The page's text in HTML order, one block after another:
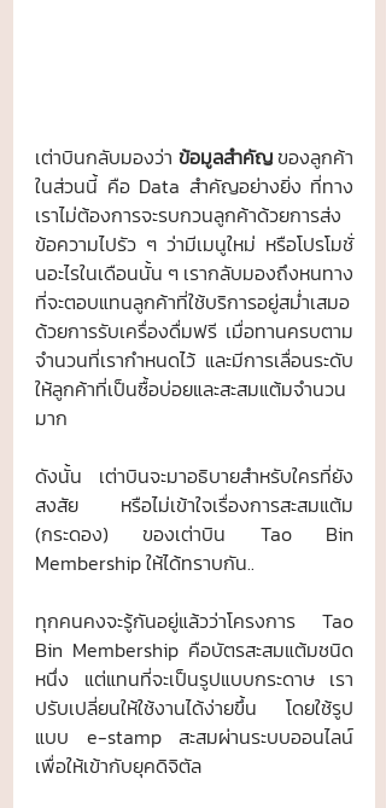
เต่าบินกลับมองว่า ข้อมูลสำคัญ ของลูกค้า
ในส่วนนี้ คือ Data สำคัญอย่างยิ่ง ที่ทาง
เราไม่ต้องการจะรบกวนลูกค้าด้วยการส่ง
ข้อความไปรัว ๆ ว่ามีเมนูใหม่ หรือโปรโมชั่
นอะไรในเดือนนั้น ๆ เรากลับมองถึงหนทาง
ที่จะตอบแทนลูกค้าที่ใช้บริการอยู่สม่ำเสมอ
ด้วยการรับเครื่องดื่มฟรี เมื่อทานครบตาม
จำนวนที่เรากำหนดไว้ และมีการเลื่อนระดับ
ให้ลูกค้าที่เป็นซื้อบ่อยและสะสมแต้มจำนวน
มาก
ดังนั้น เต่าบินจะมาอธิบายสำหรับใครที่ยัง
สงสัย หรือไม่เข้าใจเรื่องการสะสมแต้ม
(กระดอง) ของเต่าบิน Tao Bin
Membership ให้ได้ทราบกัน..
ทุกคนคงจะรู้กันอยู่แล้วว่าโครงการ Tao
Bin Membership คือบัตรสะสมแต้มชนิด
หนึ่ง แต่แทนที่จะเป็นรูปแบบกระดาษ เรา
ปรับเปลี่ยนให้ใช้งานได้ง่ายขึ้น โดยใช้รูป
แบบ e-stamp สะสมผ่านระบบออนไลน์
เพื่อให้เข้ากับยุคดิจิตัล